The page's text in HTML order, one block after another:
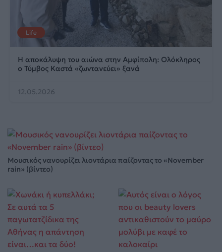
Life
Η αποκάλυψη του αιώνα στην Αμφίπολη: Ολόκληρος
ο Τύμβος Καστά «ζωντανεύει» ξανά
12.05.2026
Μουσικός νανουρίζει λιοντάρια παίζοντας το «November
rain» (βίντεο)